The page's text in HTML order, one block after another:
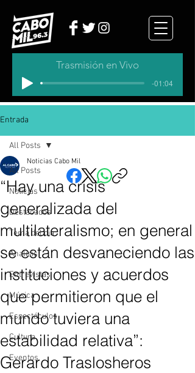
Trasmisión en Vivo
-01:04
Entrada
All Posts
Noticias
Destacados
Tema del dia
Analisis
Entrevistas
Música
Espectáculos
Cultura
Eventos
All Posts
“Hay una crisis
generalizada del
multilateralismo; en general
se están desvaneciendo las
instituciones y acuerdos
que permitieron que el
mundo tuviera una
estabilidad relativa”:
Gerardo Traslosheros
Noticias Cabo Mil